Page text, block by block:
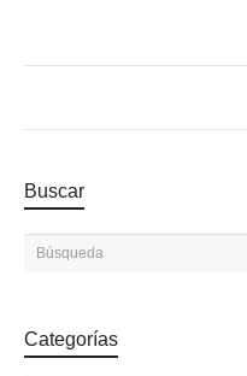
Buscar
Categorías